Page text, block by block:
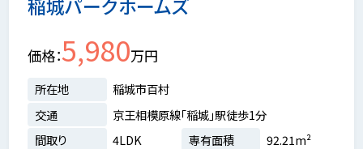
稲城パークホームズ
価格 5,980万円
所在地
稲城市百村
交通
京王相模原線「稲城」駅徒歩1分
間取り
4LDK 専有面積
92.21m²